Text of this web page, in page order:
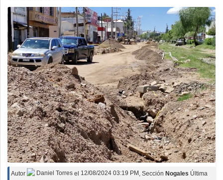
Autor Daniel Torres el 12/08/2024 03:19 PM , Sección Nogales Última